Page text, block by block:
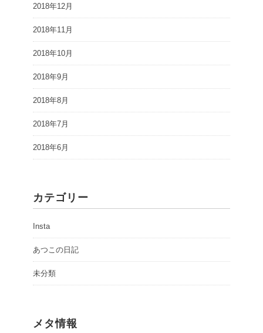
2018年12月
2018年11月
2018年10月
2018年9月
2018年8月
2018年7月
2018年6月
カテゴリー
Insta
あつこの日記
未分類
メタ情報